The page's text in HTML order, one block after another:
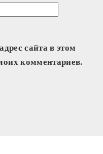
сайта в этом
комментариев.